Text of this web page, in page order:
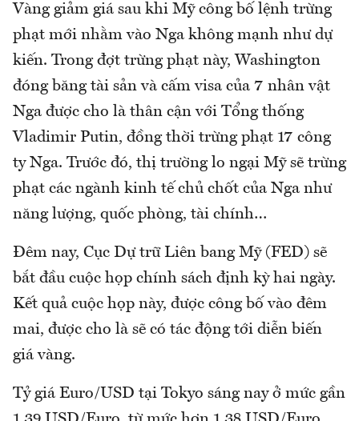
Vàng giảm giá sau khi Mỹ công bố lệnh trừng
phạt mới nhằm vào Nga không mạnh như dự
kiến. Trong đợt trừng phạt này, Washington
đóng băng tài sản và cấm visa của 7 nhân vật
Nga được cho là thân cận với Tổng thống
Vladimir Putin, đồng thời trừng phạt 17 công
ty Nga. Trước đó, thị trường lo ngại Mỹ sẽ trừng
phạt các ngành kinh tế chủ chốt của Nga như
năng lượng, quốc phòng, tài chính…
Đêm nay, Cục Dự trữ Liên bang Mỹ (FED) sẽ
bắt đầu cuộc họp chính sách định kỳ hai ngày.
Kết quả cuộc họp này, được công bố vào đêm
mai, được cho là sẽ có tác động tới diễn biến
giá vàng.
Tỷ giá Euro/USD tại Tokyo sáng nay ở mức gần